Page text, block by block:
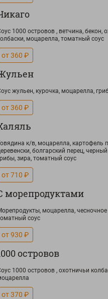
1000 островов , ветчина, бекон,
моцарелла, томатный соус
от 360 ₽
жульен, курочка, моцарелла,
от 360 ₽
к/в, моцарелла, картофель
болгарский перец,
зира, томатный соус
от 710 ₽
морепродуктами
моцарелла,
соус
от 930 ₽
островов
1000 островов , охотничьи
от 370 ₽